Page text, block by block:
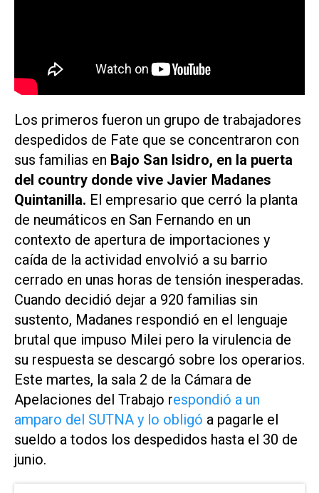
Los primeros fueron un grupo de trabajadores
despedidos de Fate que se concentraron con
sus familias en Bajo San Isidro, en la puerta
del country donde vive Javier Madanes
Quintanilla. El empresario que cerró la planta
de neumáticos en San Fernando en un
contexto de apertura de importaciones y
caída de la actividad envolvió a su barrio
cerrado en unas horas de tensión inesperadas.
Cuando decidió dejar a 920 familias sin
sustento, Madanes respondió en el lenguaje
brutal que impuso Milei pero la virulencia de
su respuesta se descargó sobre los operarios.
Este martes, la sala 2 de la Cámara de
Apelaciones del Trabajo respondió a un
amparo del SUTNA y lo obligó a pagarle el
sueldo a todos los despedidos hasta el 30 de
junio.